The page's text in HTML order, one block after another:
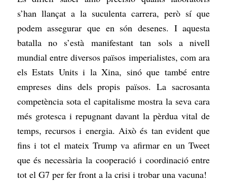
s’han llançat a la suculenta carrera, però sí que
podem assegurar que en són desenes. I aquesta
batalla no s’està manifestant tan sols a nivell
mundial entre diversos països imperialistes, com ara
els Estats Units i la Xina, sinó que també entre
empreses dins dels propis països. La sacrosanta
competència sota el capitalisme mostra la seva cara
més grotesca i repugnant davant la pèrdua vital de
temps, recursos i energia. Això és tan evident que
fins i tot el mateix Trump va afirmar en un Tweet
que és necessària la cooperació i coordinació entre
tot el G7 per fer front a la crisi i trobar una vacuna!